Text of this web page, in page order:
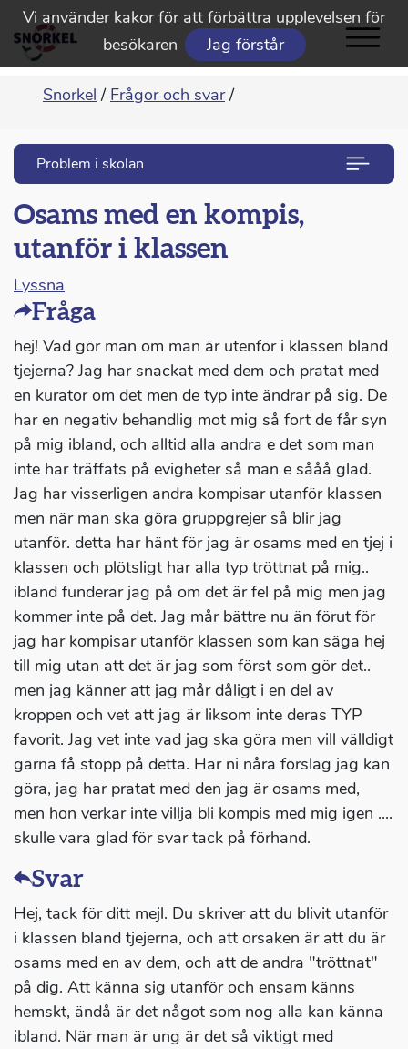
Vi använder kakor för att förbättra upplevelsen för
besökaren
Jag förstår
Snorkel / Frågor och svar /
Problem i skolan
Osams med en kompis,
utanför i klassen
Lyssna
Fråga
hej! Vad gör man om man är utenför i klassen bland
tjejerna? Jag har snackat med dem och pratat med
en kurator om det men de typ inte ändrar på sig. De
har en negativ behandlig mot mig så fort de får syn
på mig ibland, och alltid alla andra e det som man
inte har träffats på evigheter så man e sååå glad.
Jag har visserligen andra kompisar utanför klassen
men när man ska göra gruppgrejer så blir jag
utanför. detta har hänt för jag är osams med en tjej i
klassen och plötsligt har alla typ tröttnat på mig..
ibland funderar jag på om det är fel på mig men jag
kommer inte på det. Jag mår bättre nu än förut för
jag har kompisar utanför klassen som kan säga hej
till mig utan att det är jag som först som gör det..
men jag känner att jag mår dåligt i en del av
kroppen och vet att jag är liksom inte deras TYP
favorit. Jag vet inte vad jag ska göra men vill välldigt
gärna få stopp på detta. Har ni nåra förslag jag kan
göra, jag har pratat med den jag är osams med,
men hon verkar inte villja bli kompis med mig igen ....
skulle vara glad för svar tack på förhand.
Svar
Hej, tack för ditt mejl. Du skriver att du blivit utanför
i klassen bland tjejerna, och att orsaken är att du är
osams med en av dem, och att de andra "tröttnat"
på dig. Att känna sig utanför och ensam känns
hemskt, ändå är det något som nog alla kan känna
ibland. När man är ung är det så viktigt med